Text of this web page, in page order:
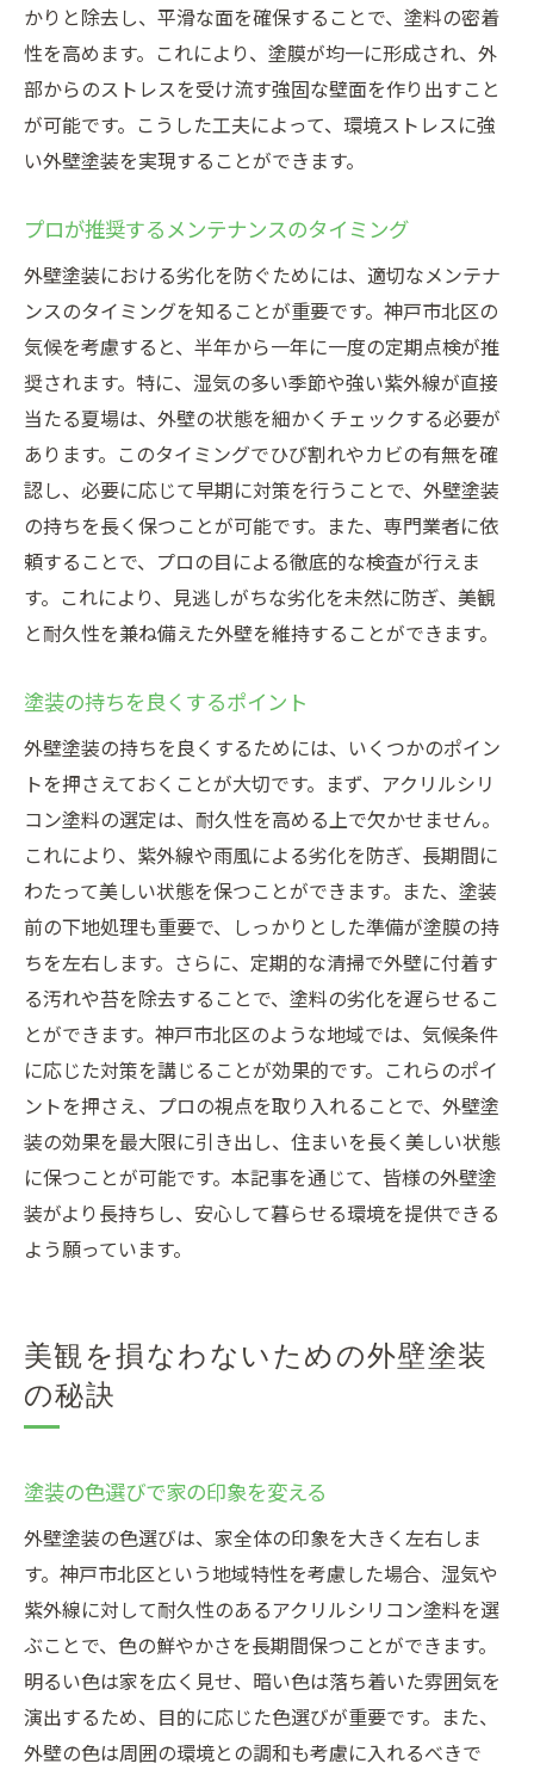
かりと除去し、平滑な面を確保することで、塗料の密着
性を高めます。これにより、塗膜が均一に形成され、外
部からのストレスを受け流す強固な壁面を作り出すこと
が可能です。こうした工夫によって、環境ストレスに強
い外壁塗装を実現することができます。
プロが推奨するメンテナンスのタイミング
外壁塗装における劣化を防ぐためには、適切なメンテナ
ンスのタイミングを知ることが重要です。神戸市北区の
気候を考慮すると、半年から一年に一度の定期点検が推
奨されます。特に、湿気の多い季節や強い紫外線が直接
当たる夏場は、外壁の状態を細かくチェックする必要が
あります。このタイミングでひび割れやカビの有無を確
認し、必要に応じて早期に対策を行うことで、外壁塗装
の持ちを長く保つことが可能です。また、専門業者に依
頼することで、プロの目による徹底的な検査が行えま
す。これにより、見逃しがちな劣化を未然に防ぎ、美観
と耐久性を兼ね備えた外壁を維持することができます。
塗装の持ちを良くするポイント
外壁塗装の持ちを良くするためには、いくつかのポイン
トを押さえておくことが大切です。まず、アクリルシリ
コン塗料の選定は、耐久性を高める上で欠かせません。
これにより、紫外線や雨風による劣化を防ぎ、長期間に
わたって美しい状態を保つことができます。また、塗装
前の下地処理も重要で、しっかりとした準備が塗膜の持
ちを左右します。さらに、定期的な清掃で外壁に付着す
る汚れや苔を除去することで、塗料の劣化を遅らせるこ
とができます。神戸市北区のような地域では、気候条件
に応じた対策を講じることが効果的です。これらのポイ
ントを押さえ、プロの視点を取り入れることで、外壁塗
装の効果を最大限に引き出し、住まいを長く美しい状態
に保つことが可能です。本記事を通じて、皆様の外壁塗
装がより長持ちし、安心して暮らせる環境を提供できる
よう願っています。
美観を損なわないための外壁塗装
の秘訣
塗装の色選びで家の印象を変える
外壁塗装の色選びは、家全体の印象を大きく左右しま
す。神戸市北区という地域特性を考慮した場合、湿気や
紫外線に対して耐久性のあるアクリルシリコン塗料を選
ぶことで、色の鮮やかさを長期間保つことができます。
明るい色は家を広く見せ、暗い色は落ち着いた雰囲気を
演出するため、目的に応じた色選びが重要です。また、
外壁の色は周囲の環境との調和も考慮に入れるべきで